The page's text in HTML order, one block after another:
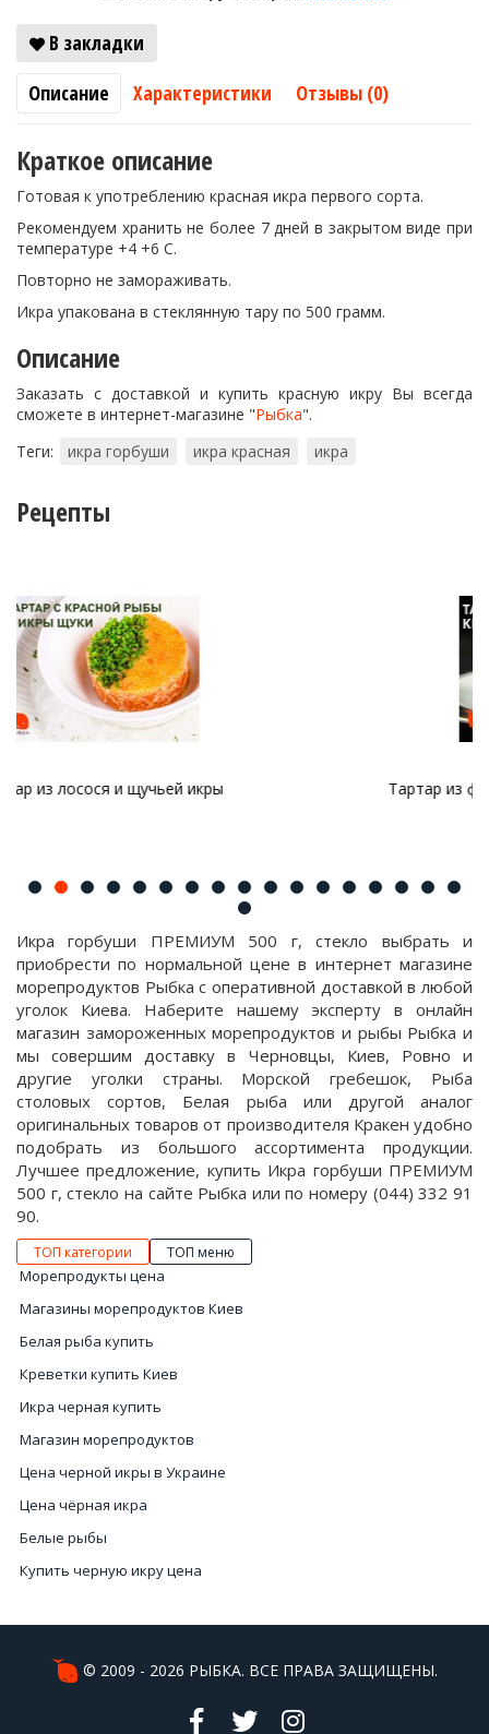
В закладки
Описание
Характеристики Отзывы (0)
Краткое описание
Готовая к употреблению красная икра первого сорта.
Рекомендуем хранить не более 7 дней в закрытом виде при
температуре +4 +6 С.
Повторно не замораживать.
Икра упакована в стеклянную тару по 500 грамм.
Описание
Заказать с доставкой и купить красную икру Вы всегда
сможете в интернет-магазине "Рыбка".
Теги:
икра горбуши икра красная икра
Рецепты
Тартар из форели с авокадо и красной икрой
Икра горбуши ПРЕМИУМ 500 г, стекло выбрать и
приобрести по нормальной цене в интернет магазине
морепродуктов Рыбка с оперативной доставкой в любой
уголок Киева. Наберите нашему эксперту в онлайн
магазин замороженных морепродуктов и рыбы Рыбка и
мы совершим доставку в Черновцы, Киев, Ровно и
другие уголки страны. Морской гребешок, Рыба
столовых сортов, Белая рыба или другой аналог
оригинальных товаров от производителя Кракен удобно
подобрать из большого ассортимента продукции.
Лучшее предложение, купить Икра горбуши ПРЕМИУМ
500 г, стекло на сайте Рыбка или по номеру (044) 332 91
90.
ТОП категории ТОП меню
Морепродукты цена
Магазины морепродуктов Киев
Белая рыба купить
Креветки купить Киев
Икра черная купить
Магазин морепродуктов
Цена черной икры в Украине
Цена чёрная икра
Белые рыбы
Купить черную икру цена
Купить морской коктейль
© 2009 - 2026 РЫБКА. ВСЕ ПРАВА ЗАЩИЩЕНЫ.